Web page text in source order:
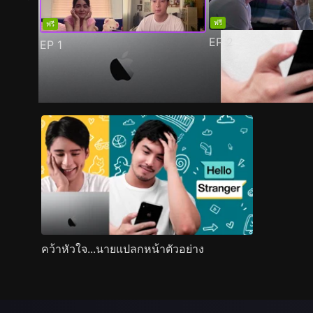
ฟรี
EP 1
ฟรี
EP
ภาพนิ่ง เนื้อหาที่แนะนำ รายละเอียด
คว้าหัวใจ...นายแปลกหน้าตัวอย่าง